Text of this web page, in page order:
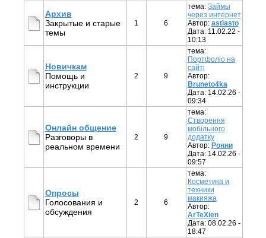
Архив
Закрытые и старые
темы
1 6
тема: Займы
через интернет
Автор: astiasto
Дата: 11.02.22 -
10:13
Новичкам
Помощь и
инструкции
2 9
тема:
Портфоліо на
сайті
Автор:
Bruneto4ka
Дата: 14.02.26 -
09:34
Онлайн общение
Разговоры в
реальном времени
2 9
тема:
Створення
мобільного
додатку
Автор: Ронни
Дата: 14.02.26 -
09:57
Опросы
Голосования и
обсуждения
2 6
тема:
Косметика и
техники
макияжа
Автор:
ArTeXien
Дата: 08.02.26 -
18:47